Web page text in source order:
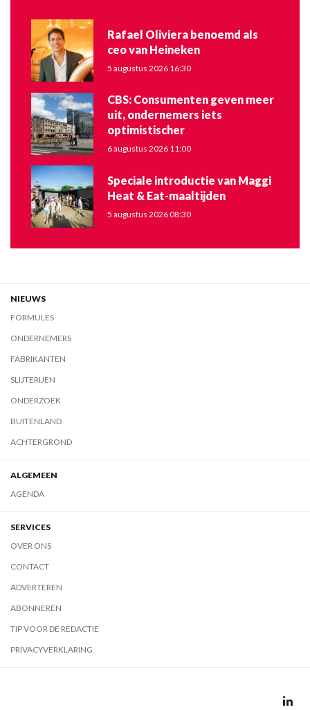
Rafael Oliviera benoemd als
ceo van Heineken
5 augustus 2026 16:30
CBS: Consumenten geven meer
uit, ondernemers iets
optimistischer
6 augustus 2026 11:00
Speciale introductie van Maggi
Heat & Eat-maaltijden
5 augustus 2026 08:30
NIEUWS
FORMULES
ONDERNEMERS
FABRIKANTEN
SLIJTERIJEN
ONDERZOEK
BUITENLAND
ACHTERGROND
ALGEMEEN
AGENDA
SERVICES
OVER ONS
CONTACT
ADVERTEREN
ABONNEREN
TIP VOOR DE REDACTIE
PRIVACYVERKLARING